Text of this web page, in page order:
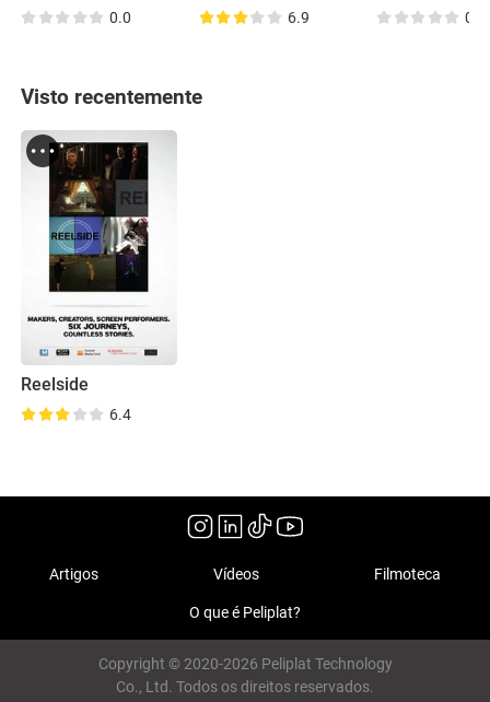
0.0 6.9 0.0
Visto recentemente
Reelside
6.4
Artigos Vídeos Filmoteca
O que é Peliplat?
Copyright © 2020-2026 Peliplat Technology
Co., Ltd. Todos os direitos reservados.